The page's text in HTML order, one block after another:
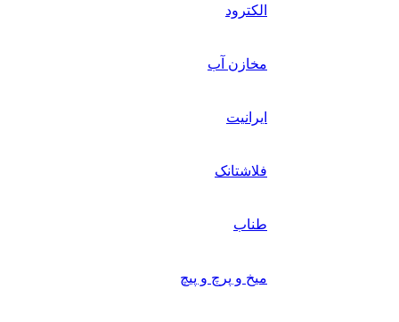
الکترود
مخازن آب
ایرانیت
فلاشتانک
طناب
میخ و پرچ و پیچ